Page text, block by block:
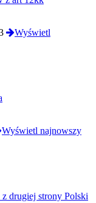
Wyświetl
Wyświetl najnowszy
drugiej strony Polski